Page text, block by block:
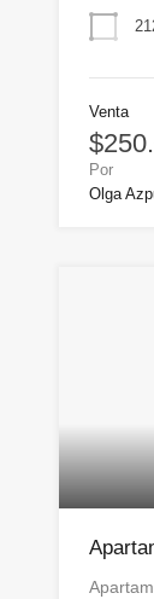
Venta
Por
Olga